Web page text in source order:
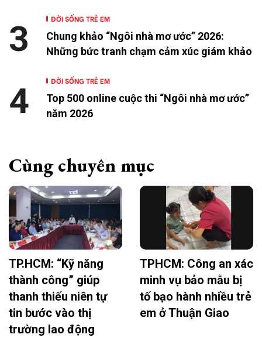
ĐỜI SỐNG TRẺ EM
Chung khảo “Ngôi nhà mơ ước” 2026:
Những bức tranh chạm cảm xúc giám khảo
3
ĐỜI SỐNG TRẺ EM
Top 500 online cuộc thi “Ngôi nhà mơ ước”
năm 2026
4
Cùng chuyên mục
TP.HCM: “Kỹ năng
thành công” giúp
thanh thiếu niên tự
tin bước vào thị
trường lao động
TPHCM: Công an xác
minh vụ bảo mẫu bị
tố bạo hành nhiều trẻ
em ở Thuận Giao